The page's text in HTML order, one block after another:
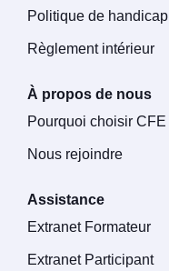
Politique de handicap
Règlement intérieur
À propos de nous
Pourquoi choisir CFE
Nous rejoindre
Assistance
Extranet Formateur
Extranet Participant